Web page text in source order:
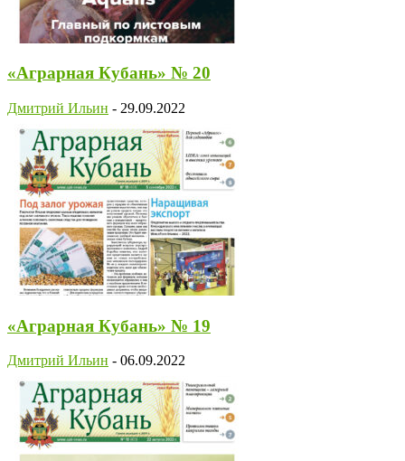
«Аграрная Кубань» № 20
Дмитрий Ильин - 29.09.2022
«Аграрная Кубань» № 19
Дмитрий Ильин - 06.09.2022